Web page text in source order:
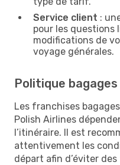
Service client :
pour les questions
modifications de
voyage générales.
Politique
Les franchises
Polish Airlines
l’itinéraire. Il est
attentivement les
départ afin d’éviter